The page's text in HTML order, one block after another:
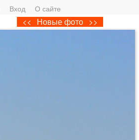
Вход О сайте
<< Новые фото >>